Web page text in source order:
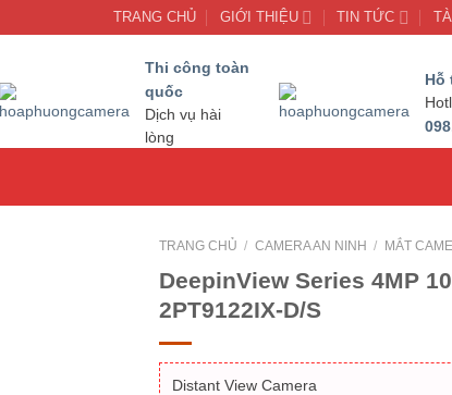
TRANG CHỦ GIỚI THIỆU TIN TỨC
Thi công toàn
quốc
Dịch vụ hài
lòng
Hỗ
TRANG CHỦ / CAMERA AN NINH / MẮT
DeepinView Series 4MP
2PT9122IX-D/S
Distant View Camera